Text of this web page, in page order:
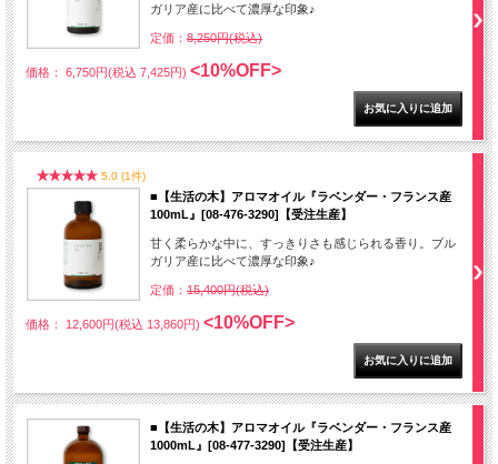
ガリア産に比べて濃厚な印象♪
定価： 8,250円(税込)
価格： 6,750円(税込 7,425円) <10%OFF>
5.0 (1件)
■【生活の木】アロマオイル『ラベンダー・フランス産
100mL』[08-476-3290]【受注生産】
甘く柔らかな中に、すっきりさも感じられる香り。ブル
ガリア産に比べて濃厚な印象♪
定価： 15,400円(税込)
価格： 12,600円(税込 13,860円) <10%OFF>
■【生活の木】アロマオイル『ラベンダー・フランス産
1000mL』[08-477-3290]【受注生産】